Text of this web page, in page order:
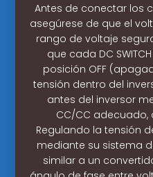
Antes de conectar los
asegúrese de que el
rango de voltaje
que cada DC
posición OFF
tensión dentro del
antes del inversor
CC/CC adecuado,
Regulando la tensión
mediante su sistema
similar a un